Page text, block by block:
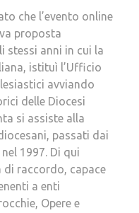
che l’evento online
proposta
stessi anni in cui la
istituì l’Ufficio
avviando
delle Diocesi
si assiste alla
passati dai
1997. Di qui
di raccordo, capace
a enti
Opere e